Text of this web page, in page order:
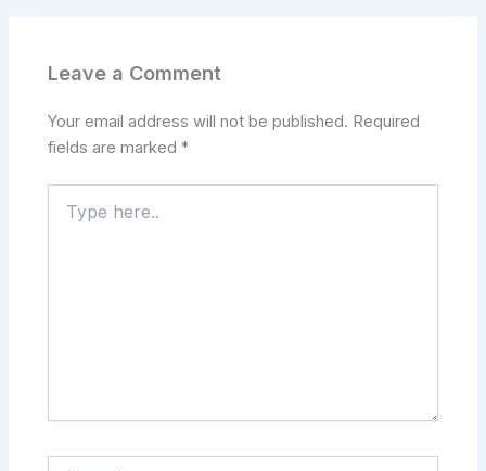
Leave a Comment
Your email address will not be published. Required
fields are marked*
here..